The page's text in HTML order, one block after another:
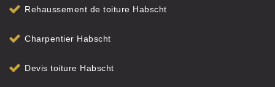
Rehaussement de toiture Habscht
Charpentier Habscht
Devis toiture Habscht